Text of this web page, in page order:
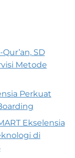
SD
Metode
Perkuat
Ekselensia
di